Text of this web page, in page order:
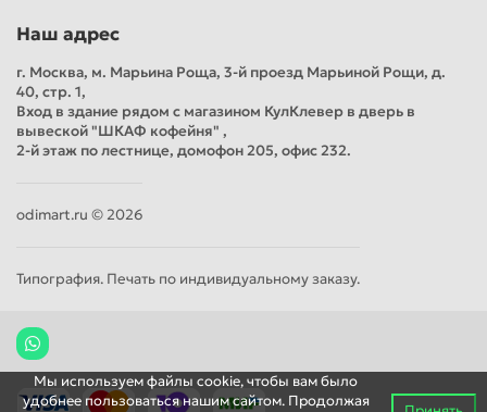
Наш адрес
г. Москва, м. Марьина Роща, 3-й проезд Марьиной Рощи, д.
40, стр. 1,
Вход в здание рядом с магазином КулКлевер в дверь в
вывеской "ШКАФ кофейня" ,
2-й этаж по лестнице, домофон 205, офис 232.
odimart.ru © 2026
Типография. Печать по индивидуальному заказу.
Мы используем файлы cookie, чтобы вам было
удобнее пользоваться нашим сайтом. Продолжая